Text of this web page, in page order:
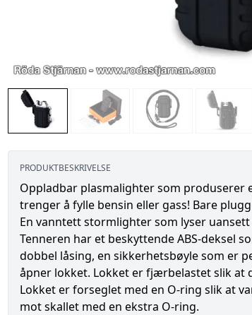
PRODUKTBESKRIVELSE
Oppladbar plasmalighter som produserer
trenger å fylle bensin eller gass! Bare
En vanntett stormlighter som lyser
Tenneren har et beskyttende ABS-deksel
dobbel låsing, en sikkerhetsbøyle som er
åpner lokket. Lokket er fjærbelastet slik at
Lokket er forseglet med en O-ring slik at
mot skallet med en ekstra O-ring.